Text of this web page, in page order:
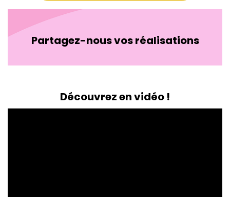
Partagez-nous vos réalisations
Découvrez en vidéo !